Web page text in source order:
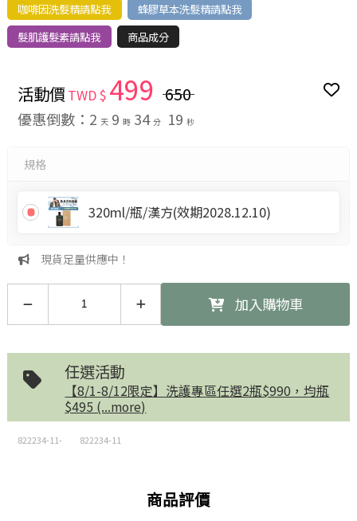
咖啡因洗髮精請點我
蜂膠草本洗髮精請點我
髮肌護髮素請點我
商品成分
活動價TWD $ 499 650
優惠倒數： 2 天 9 時 34 分 18 秒
規格
320ml/瓶/漢方(效期2028.12.10)
現貨足量供應中！
加入購物車
任選活動
【8/1-8/12限定】洗護專區任選2瓶$990，均瓶
$495 (...more)
822234-11- 822234-11
商品評價